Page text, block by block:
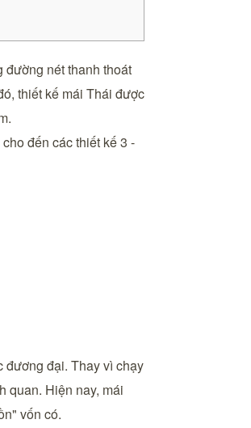
nét thanh thoát
thiết kế mái Thái được
đến các thiết kế 3 -
đương đại. Thay vì chạy
quan. Hiện nay, mái
vốn có.